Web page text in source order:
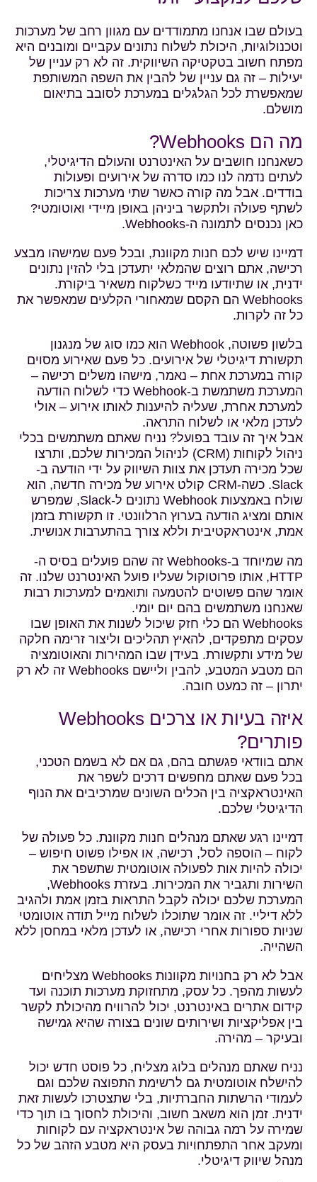
בעולם שבו אנחנו מתמודדים עם מגוון רחב של מערכות
וטכנולוגיות, היכולת לשלוח נתונים עקביים ומובנים היא
מפתח חשוב בטקטיקה השיווקית. זה לא רק עניין של
יעילות – זה גם עניין של להבין את השפה המשותפת
שמאפשרת לכל הגלגלים במערכת לסובב בתיאום
מושלם.
מה הם Webhooks?
כשאנחנו חושבים על האינטרנט והעולם הדיגיטלי,
לעתים נדמה לנו כמו סדרה של אירועים ופעולות
בודדים. אבל מה קורה כאשר שתי מערכות צריכות
לשתף פעולה ולתקשר ביניהן באופן מיידי ואוטומטי?
כאן נכנסים לתמונה ה-Webhooks.
דמיינו שיש לכם חנות מקוונת, ובכל פעם שמישהו מבצע
רכישה, אתם רוצים שהמלאי יתעדכן בלי להזין נתונים
ידנית, או שתיודעו מייד כשלקוח משאיר ביקורת.
Webhooks הם הקסם שמאחורי הקלעים שמאפשר את
כל זה לקרות.
בלשון פשוטה, Webhook הוא כמו סוג של מנגנון
תקשורת דיגיטלי של אירועים. כל פעם שאירוע מסוים
קורה במערכת אחת – נאמר, מישהו משלים רכישה –
המערכת משתמשת ב-Webhook כדי לשלוח הודעה
למערכת אחרת, שעליה להיענות לאותו אירוע – אולי
לעדכן מלאי או לשלוח התראה.
אבל איך זה עובד בפועל? נניח שאתם משתמשים בכלי
ניהול לקוחות (CRM) לניהול המכירות שלכם, ותרצו
שכל מכירה תעדכן את צוות השיווק על ידי הודעה ב-
Slack. כשה-CRM קולט אירוע של מכירה חדשה, הוא
שולח באמצעות Webhook נתונים ל-Slack, שמפרש
אותם ומציג הודעה בערוץ הרלוונטי. זו תקשורת בזמן
אמת, אינטראקטיבית וללא צורך בהתערבות אנושית.
מה שמיוחד ב-Webhooks זה שהם פועלים בסיס ה-
HTTP, אותו פרוטוקול שעליו פועל האינטרנט שלנו. זה
אומר שהם פשוטים להטמעה ותואמים למערכות רבות
שאנחנו משתמשים בהם יום יומי.
Webhooks הם כלי חזק שיכול לשנות את האופן שבו
עסקים מתפקדים, להאיץ תהליכים וליצור זרימה חלקה
של מידע ותקשורת. בעידן שבו המהירות והאוטומציה
הם מטבע המטבע, להבין וליישם Webhooks זה לא רק
יתרון – זה כמעט חובה.
איזה בעיות או צרכים Webhooks
פותרים?
אתם בוודאי פגשתם בהם, גם אם לא בשמם הטכני,
בכל פעם שאתם מחפשים דרכים לשפר את
האינטראקציה בין הכלים השונים שמרכיבים את הנוף
הדיגיטלי שלכם.
דמיינו רגע שאתם מנהלים חנות מקוונת. כל פעולה של
לקוח – הוספה לסל, רכישה, או אפילו פשוט חיפוש –
יכולה להיות אות לפעולה אוטומטית שתשפר את
השירות ותגביר את המכירות. בעזרת Webhooks,
המערכת שלכם יכולה לקבל התראות בזמן אמת ולהגיב
ללא דיליי. זה אומר שתוכלו לשלוח מייל תודה אוטומטי
שניות ספורות אחרי רכישה, או לעדכן מלאי במחסן ללא
השהייה.
אבל לא רק בחנויות מקוונות Webhooks מצליחים
לעשות מהפך. כל עסק, מתחזוקת מערכות תוכנה ועד
קידום אתרים באינטרנט, יכול להרוויח מהיכולת לקשר
בין אפליקציות ושירותים שונים בצורה שהיא גמישה
ובעיקר – מהירה.
נניח שאתם מנהלים בלוג מצליח, כל פוסט חדש יכול
להישלח אוטומטית גם לרשימת התפוצה שלכם וגם
לעמודי הרשתות החברתיות, בלי שתצטרכו לעשות זאת
ידנית. זמן הוא משאב חשוב, והיכולת לחסוך בו תוך כדי
שמירה על רמה גבוהה של אינטראקציה עם לקוחות
ומעקב אחר התפתחויות בעסק היא מטבע הזהב של כל
מנהל שיווק דיגיטלי.